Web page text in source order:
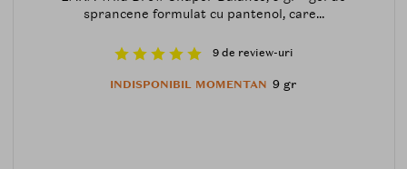
sprancene formulat cu pantenol, care...
9 de review-uri
INDISPONIBIL MOMENTAN 9 gr